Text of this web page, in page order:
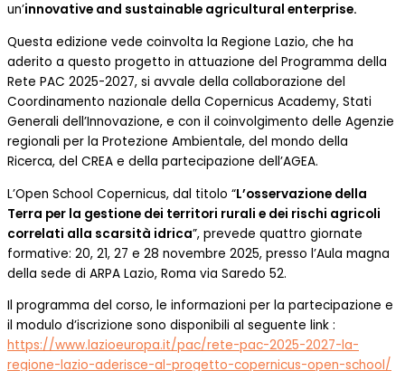
un’innovative and sustainable agricultural enterprise.
Questa edizione vede coinvolta la Regione Lazio, che ha
aderito a questo progetto in attuazione del Programma della
Rete PAC 2025-2027, si avvale della collaborazione del
Coordinamento nazionale della Copernicus Academy, Stati
Generali dell’Innovazione, e con il coinvolgimento delle Agenzie
regionali per la Protezione Ambientale, del mondo della
Ricerca, del CREA e della partecipazione dell’AGEA.
L’Open School Copernicus, dal titolo “L’osservazione della
Terra per la gestione dei territori rurali e dei rischi agricoli
correlati alla scarsità idrica”, prevede quattro giornate
formative: 20, 21, 27 e 28 novembre 2025, presso l’Aula magna
della sede di ARPA Lazio, Roma via Saredo 52.
Il programma del corso, le informazioni per la partecipazione e
il modulo d’iscrizione sono disponibili al seguente link :
https://www.lazioeuropa.it/pac/rete-pac-2025-2027-la-
regione-lazio-aderisce-al-progetto-copernicus-open-school/